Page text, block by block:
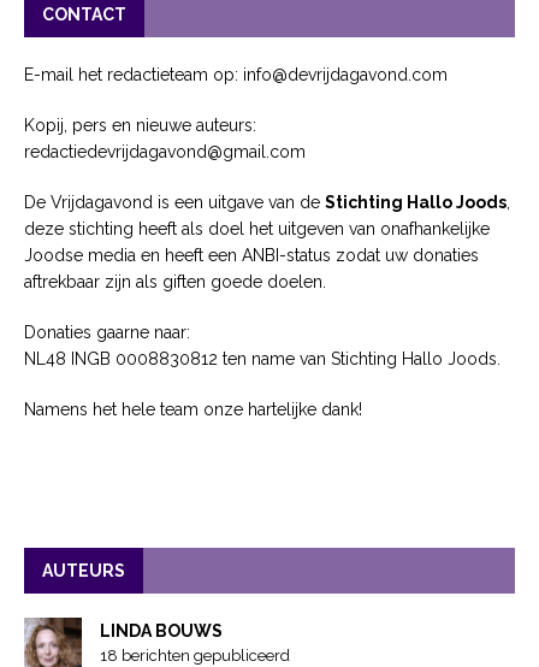
CONTACT
E-mail het redactieteam op: info@devrijdagavond.com
Kopij, pers en nieuwe auteurs:
redactiedevrijdagavond@gmail.com
De Vrijdagavond is een uitgave van de Stichting Hallo Joods,
deze stichting heeft als doel het uitgeven van onafhankelijke
Joodse media en heeft een ANBI-status zodat uw donaties
aftrekbaar zijn als giften goede doelen.
Donaties gaarne naar:
NL48 INGB 0008830812 ten name van Stichting Hallo Joods.
Namens het hele team onze hartelijke dank!
AUTEURS
LINDA BOUWS
18 berichten gepubliceerd